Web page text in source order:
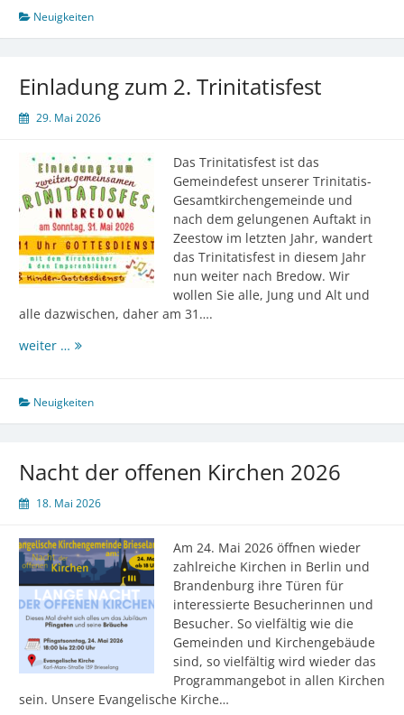
Neuigkeiten
Einladung zum 2. Trinitatisfest
29. Mai 2026
Das Trinitatisfest ist das
Gemeindefest unserer Trinitatis-
Gesamtkirchengemeinde und
nach dem gelungenen Auftakt in
Zeestow im letzten Jahr, wandert
das Trinitatisfest in diesem Jahr
nun weiter nach Bredow. Wir
wollen Sie alle, Jung und Alt und
alle dazwischen, daher am 31….
weiter … Einladung
Trinitatisfest
Neuigkeiten
Nacht der offenen Kirchen 2026
18. Mai 2026
Am 24. Mai 2026 öffnen wieder
zahlreiche Kirchen in Berlin und
Brandenburg ihre Türen für
interessierte Besucherinnen und
Besucher. So vielfältig wie die
Gemeinden und Kirchengebäude
sind, so vielfältig wird wieder das
Programmangebot in allen Kirchen
sein. Unsere Evangelische Kirche…